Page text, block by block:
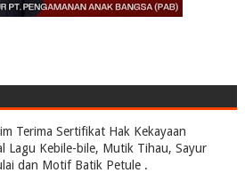
Terima Sertifikat Hak Kekayaan
Lagu Kebile-bile, Mutik Tihau, Sayur
dan Motif Batik Petule .